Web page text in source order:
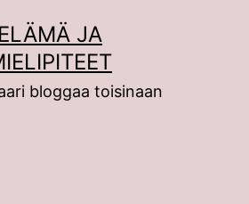
ELÄMÄ JA
bloggaa toisinaan